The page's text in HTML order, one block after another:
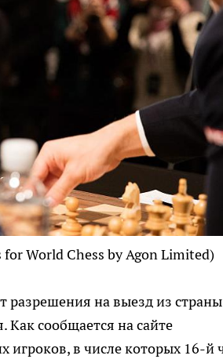
World Chess by Agon Limited)
разрешения на выезд из
Как сообщается на сайте
в числе которых 16-й